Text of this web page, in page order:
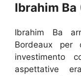
Ibrahim Ba
Ibrahim Ba
Bordeaux
investimento
aspettative